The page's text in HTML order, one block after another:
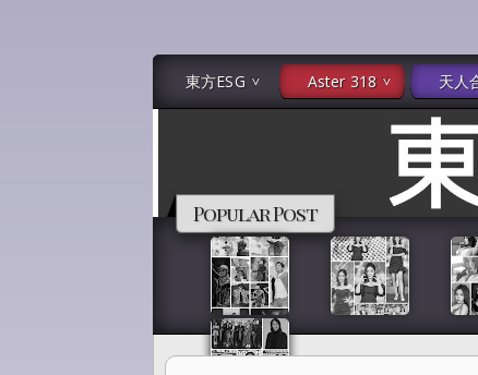
東方ESG Aster 318 天人
Popular Post